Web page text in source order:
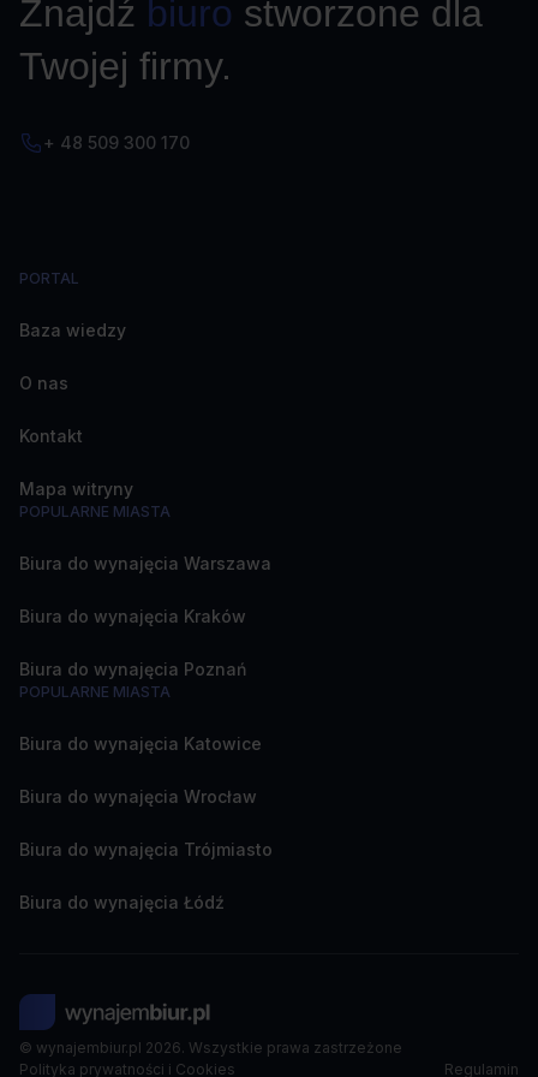
Znajdź biuro stworzone dla
Twojej firmy.
+ 48 509 300 170
PORTAL
Baza wiedzy
O nas
Kontakt
Mapa witryny
POPULARNE MIASTA
Biura do wynajęcia Warszawa
Biura do wynajęcia Kraków
Biura do wynajęcia Poznań
POPULARNE MIASTA
Biura do wynajęcia Katowice
Biura do wynajęcia Wrocław
Biura do wynajęcia Trójmiasto
Biura do wynajęcia Łódź
© wynajembiur.pl 2026. Wszystkie prawa zastrzeżone
Polityka prywatności i Cookies
Regulamin